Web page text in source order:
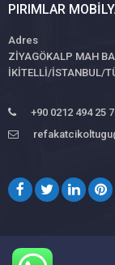
PIRIMLAR
Adres
ZİYAGÖKALP MAH
İKİTELLİ/İSTANBUL/
+90 0212 494 25